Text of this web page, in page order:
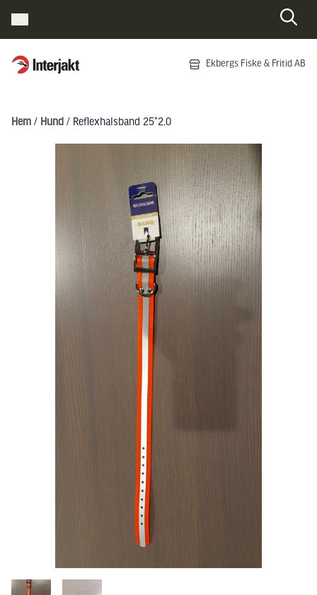
Interjakt SE Ekbergs Fiske & Fritid AB
Hem / Hund / Reflexhalsband 25*2,0